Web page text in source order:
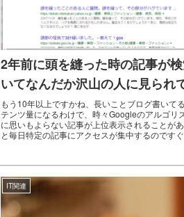
2年前に頭を縫った時の記事が
いてなんだか沢山の人に見られ
もう10年以上ですかね、長いことブログ書いて
テンツ量になるわけで、時々Googleのアルゴリ
に思いもよらない記事が上位表示されることが
と毎日特定の記事にアクセスが集中するのです
IT関連